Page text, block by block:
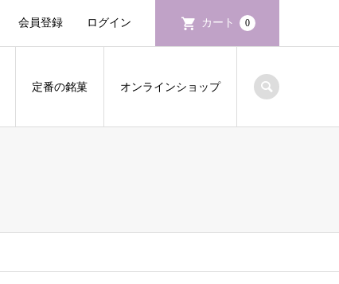
会員登録 ログイン カート 0
定番の銘菓 オンラインショップ